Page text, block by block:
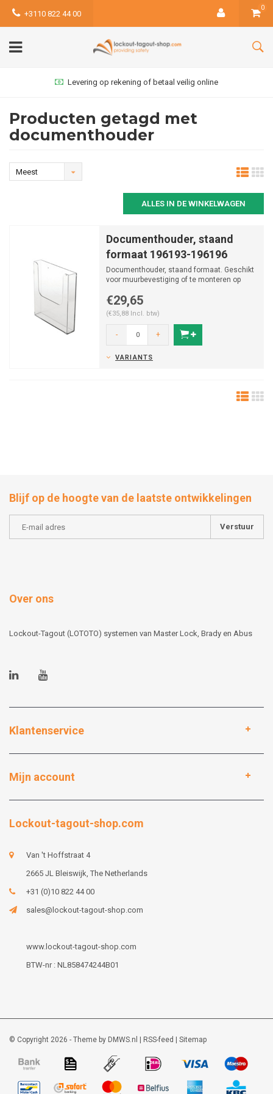
+3110 822 44 00
0
Levering op rekening of betaal veilig online
Producten getagd met
documenthouder
Meest
ALLES IN DE WINKELWAGEN
Documenthouder, staand
formaat 196193-196196
Documenthouder, staand formaat. Geschikt
voor muurbevestiging of te monteren op
€29,65
(€35,88 Incl. btw)
- +
VARIANTS
Blijf op de hoogte van de laatste ontwikkelingen
Verstuur
Over ons
Lockout-Tagout (LOTOTO) systemen van Master Lock, Brady en Abus
Klantenservice
Mijn account
Lockout-tagout-shop.com
Van 't Hoffstraat 4
2665 JL Bleiswijk, The Netherlands
+31 (0)10 822 44 00
sales@lockout-tagout-shop.com
www.lockout-tagout-shop.com
BTW-nr : NL858474244B01
© Copyright 2026 - Theme by DMWS.nl RSS-feed Sitemap